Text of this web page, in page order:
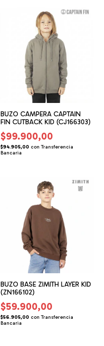
BUZO CAMPERA CAPTAIN
FIN CUTBACK KID (CJ166303)
$99.900,00
$94.905,00 con Transferencia
Bancaria
BUZO BASE ZIMITH LAYER KID
(ZN166102)
$59.900,00
$56.905,00 con Transferencia
Bancaria